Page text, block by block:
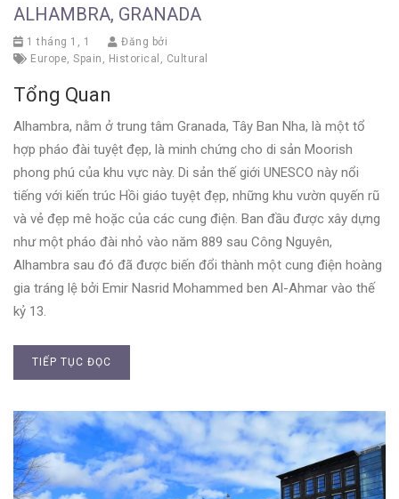
ALHAMBRA, GRANADA
1 tháng 1, 1
Đăng bởi
Europe, Spain , Historical , Cultural
Tổng Quan
Alhambra, nằm ở trung tâm Granada, Tây Ban Nha, là một tổ
hợp pháo đài tuyệt đẹp, là minh chứng cho di sản Moorish
phong phú của khu vực này. Di sản thế giới UNESCO này nổi
tiếng với kiến trúc Hồi giáo tuyệt đẹp, những khu vườn quyến rũ
và vẻ đẹp mê hoặc của các cung điện. Ban đầu được xây dựng
như một pháo đài nhỏ vào năm 889 sau Công Nguyên,
Alhambra sau đó đã được biến đổi thành một cung điện hoàng
gia tráng lệ bởi Emir Nasrid Mohammed ben Al-Ahmar vào thế
kỷ 13.
TIẾP TỤC ĐỌC